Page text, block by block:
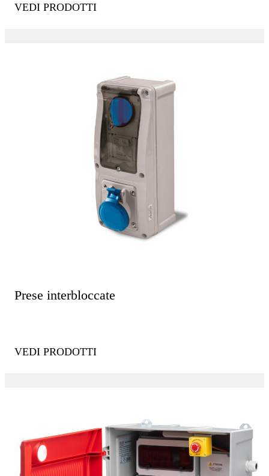
VEDI PRODOTTI
Prese interbloccate
VEDI PRODOTTI